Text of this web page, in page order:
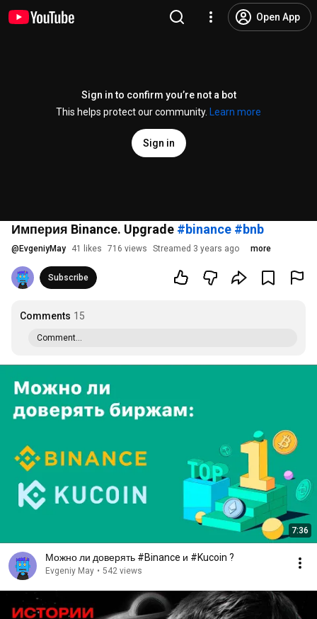
Open App
Sign in to confirm you’re not a bot
This helps protect our community.
Learn more
Sign in
Империя Binance. Upgrade #binance #bnb
@ EvgeniyMay 41 likes 716 views Streamed 3 years ago more
Subscribe
Comments 15
Comment...
7:36
Можно ли доверять #Binance и #Kucoin ?
Evgeniy May • 542 views